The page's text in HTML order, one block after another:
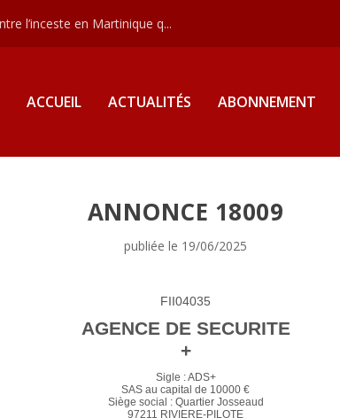
l’inceste en Martinique q...
ACCUEIL ACTUALITÉS ABONNEMENT
ANNONCE 18009
publiée le 19/06/2025
FII04035
AGENCE DE SECURITE
+
Sigle : ADS+
SAS au capital de 10000 €
Siège social : Quartier Josseaud
97211 RIVIERE-PILOTE